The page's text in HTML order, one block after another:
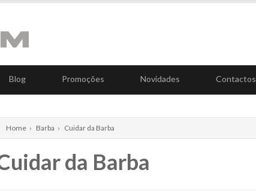
Blog Promoções Novidades Contactos
Home › Barba › Cuidar da Barba
da Barba